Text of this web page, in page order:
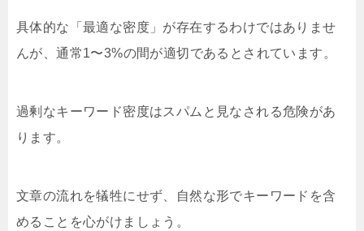
具体的な「最適な密度」が存在するわけではありませ
んが、通常1〜3%の間が適切であるとされています。
過剰なキーワード密度はスパムと見なされる危険があ
ります。
文章の流れを犠牲にせず、自然な形でキーワードを含
めることを心がけましょう。